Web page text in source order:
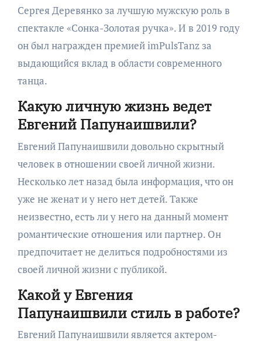
Сергея Деревянко за лучшую мужскую роль в
спектакле «Сонка-Золотая ручка». И в 2019 году
он был награжден премией imPulsTanz за
выдающийся вклад в области современного
танца.
Какую личную жизнь ведет
Евгений Папунаишвили?
Евгений Папунаишвили довольно скрытный
человек в отношении своей личной жизни.
Несколько лет назад была информация, что он
уже не женат и у него нет детей. Также
неизвестно, есть ли у него на данный момент
романтические отношения или партнер. Он
предпочитает не делиться подробностями из
своей личной жизни с публикой.
Какой у Евгения
Папунаишвили стиль в работе?
Евгений Папунаишвили является актером-